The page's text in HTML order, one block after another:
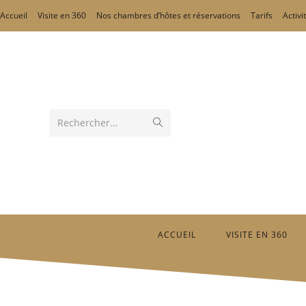
Accueil Visite en 360 Nos chambres d’hôtes et réservations Tarifs
Rechercher…
ACCUEIL VISITE EN 360